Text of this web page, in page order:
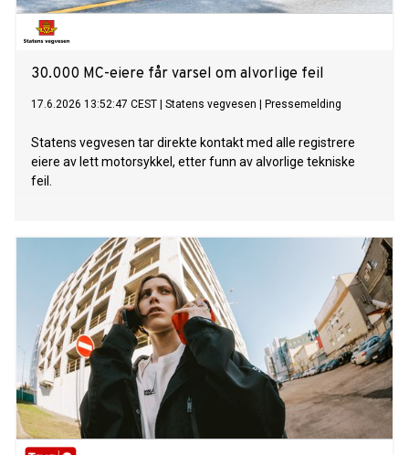
30.000 MC-eiere får varsel om alvorlige feil
17.6.2026 13:52:47 CEST Statens vegvesen Pressemelding
Statens vegvesen tar direkte kontakt med alle registrere
eiere av lett motorsykkel, etter funn av alvorlige tekniske
feil.